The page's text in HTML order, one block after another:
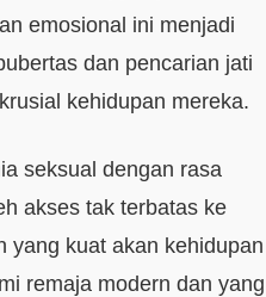
emosional ini menjadi
dan pencarian jati
kehidupan mereka.
seksual dengan rasa
akses tak terbatas ke
yang kuat akan kehidupan
remaja modern dan yang